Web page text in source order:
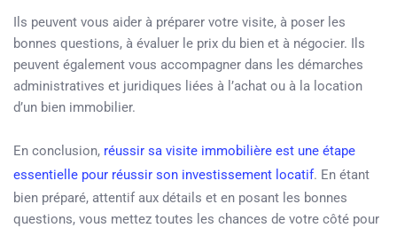
Ils peuvent vous aider à préparer votre visite, à poser les
bonnes questions, à évaluer le prix du bien et à négocier. Ils
peuvent également vous accompagner dans les démarches
administratives et juridiques liées à l’achat ou à la location
d’un bien immobilier.
En conclusion, réussir sa visite immobilière est une étape
essentielle pour réussir son investissement locatif. En étant
bien préparé, attentif aux détails et en posant les bonnes
questions, vous mettez toutes les chances de votre côté pour